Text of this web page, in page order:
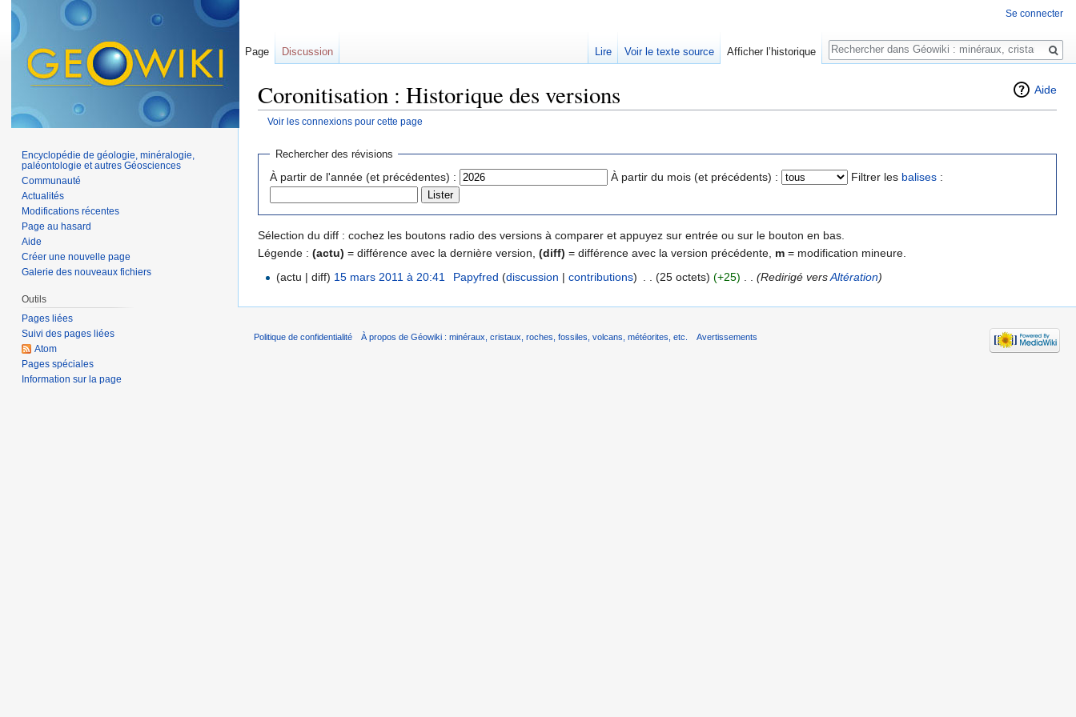
Aide
Coronitisation : Historique des versions
Voir les connexions pour cette page
Rechercher des révisions
À partir de l'année (et précédentes) : À partir du mois (et précédents) : Filtrer les balises :
Sélection du diff : cochez les boutons radio des versions à comparer et appuyez sur entrée ou sur le bouton en bas.
Légende : (actu) = différence avec la dernière version, (diff) = différence avec la version précédente, m = modification mineure.
(actu | diff) 15 mars 2011 à 20:41 Papyfred (discussion | contributions) (25 octets) (+25) (Redirigé versAltération)
Se connecter
Page Discussion Lire Voir le texte source Afficher l’historique
Rechercher
Encyclopédie de géologie, minéralogie,
paléontologie et autres Géosciences
Communauté
Actualités
Modifications récentes
Page au hasard
Aide
Créer une nouvelle page
Galerie des nouveaux fichiers
Outils
Pages liées
Suivi des pages liées
Atom
Pages spéciales
Information sur la page
Politique de confidentialité À propos de Géowiki : minéraux, cristaux, roches, fossiles, volcans, météorites, etc. Avertissements